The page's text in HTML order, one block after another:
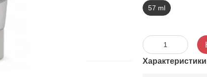
57 ml
Характеристики